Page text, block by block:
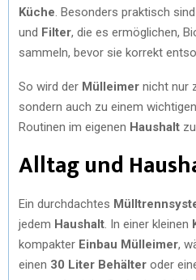
Küche . Besonders praktisch
und Filter, die es ermöglichen,
sammeln, bevor sie korrekt
So wird der Mülleimer nicht nur
sondern auch zu einem
Routinen im eigenen Haushalt
Alltag und
Ein durchdachtes
jedem Haushalt . In einer kleinen
kompakter Einbau Mülleimer,
einen 30 Liter Behälter oder